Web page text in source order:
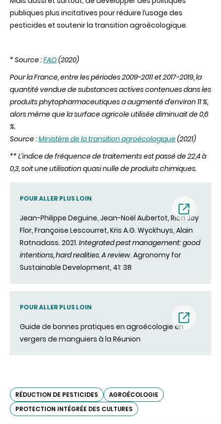
publiques plus incitatives pour réduire l’usage des
pesticides et soutenir la transition agroécologique.
* Source :FAO(2020)
Pour la France, entre les périodes 2009-2011 et 2017-2019, la
quantité vendue de substances actives contenues dans les
produits phytopharmaceutiques a augmenté d’environ 11 %,
alors même quela surface agricole utilisée diminuait de 0,6
%.
Source :Ministère de la transition agroécologique(2021)
** L’indice de fréquence de traitements est passé de 22,4 à
0,3, soit une utilisation quasi nulle de produits chimiques.
POUR ALLER PLUS LOIN
fenêtre)
Jean-Philippe Deguine, Jean-Noël Aubertot, Rica Joy
Flor, Françoise Lescourret, Kris A.G. Wyckhuys, Alain
Ratnadass. 2021. Integrated pest management: good
intentions, hard realities. A review. Agronomy for
Sustainable Development, 41: 38
POUR ALLER PLUS LOIN
Guide de bonnes pratiques en agroécologie en
vergers de manguiers à la Réunion
RÉDUCTION DE PESTICIDES
AGROÉCOLOGIE
PROTECTION INTÉGRÉE DES CULTURES